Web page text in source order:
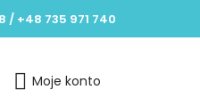
/ +48 735 971 740
Moje konto